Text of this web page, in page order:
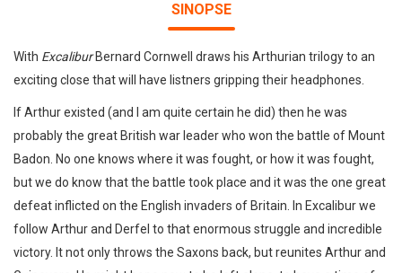
SINOPSE
With ExcaliburBernard Cornwell draws his Arthurian trilogy to an
exciting close that will have listners gripping their headphones.
If Arthur existed (and I am quite certain he did) then he was
probably the great British war leader who won the battle of Mount
Badon. No one knows where it was fought, or how it was fought,
but we do know that the battle took place and it was the one great
defeat inflicted on the English invaders of Britain. In Excalibur we
follow Arthur and Derfel to that enormous struggle and incredible
victory. It not only throws the Saxons back, but reunites Arthur and